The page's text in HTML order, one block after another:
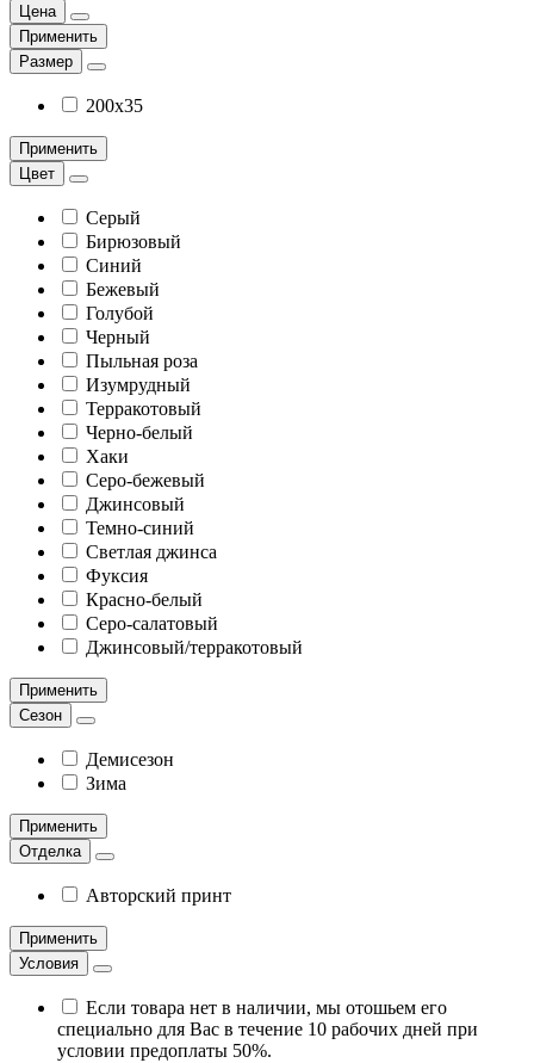
Цена
Применить
Размер
200x35
Применить
Цвет
Серый
Бирюзовый
Синий
Бежевый
Голубой
Черный
Пыльная роза
Изумрудный
Терракотовый
Черно-белый
Хаки
Серо-бежевый
Джинсовый
Темно-синий
Светлая джинса
Фуксия
Красно-белый
Серо-салатовый
Джинсовый/терракотовый
Применить
Сезон
Демисезон
Зима
Применить
Отделка
Авторский принт
Применить
Условия
Если товара нет в наличии, мы отошьем его
специально для Вас в течение 10 рабочих дней при
условии предоплаты 50%.